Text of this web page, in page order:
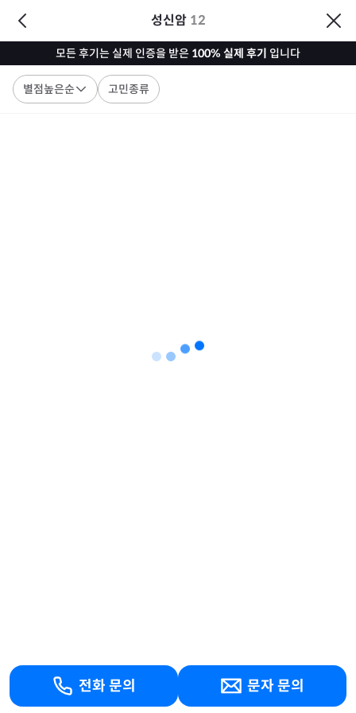
성신암 12
모든 후기는 실제 인증을 받은 100% 실제 후기 입니다
별점높은순 고민종류
전화 문의 문자 문의